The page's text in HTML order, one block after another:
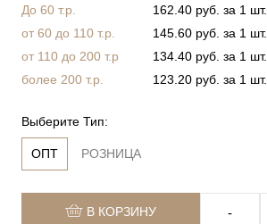
До 60 т.р.
162.40 руб. за 1 шт.
от 60 до 110 т.р.
145.60 руб. за 1 шт.
от 110 до 200 т.р
134.40 руб. за 1 шт.
более 200 т.р.
123.20 руб. за 1 шт.
Выберите Тип:
ОПТ РОЗНИЦА
В КОРЗИНУ ‐